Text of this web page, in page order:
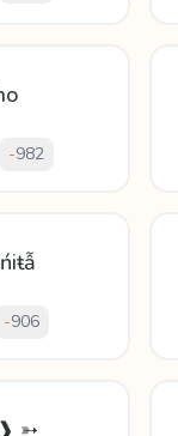
-982
-906
➳